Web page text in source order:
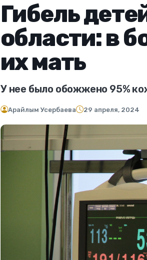
Гибель
области: в
их мать
У нее было обожжено 95%
Арайлым Усербаева 29 апреля, 2024